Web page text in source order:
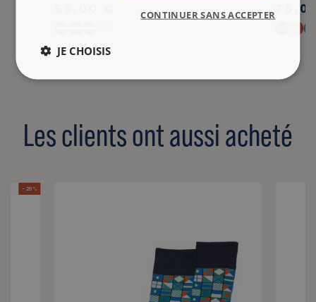
Les clients ont aussi acheté
- 29 %
CONTINUER SANS ACCEPTER
JE CHOISIS